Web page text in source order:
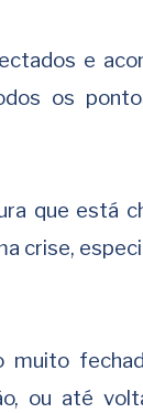
e
os
que está
crise,
muito
ou até